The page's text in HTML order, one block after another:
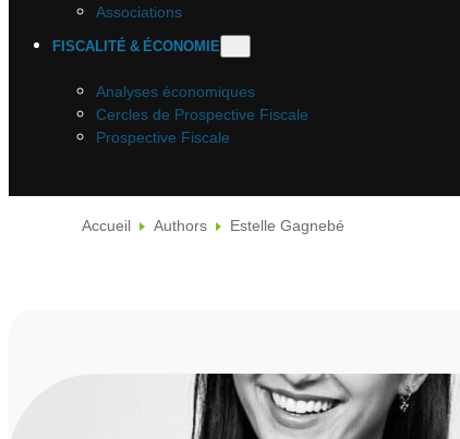
Associations
FISCALITÉ & ÉCONOMIE
Analyses économiques
Cercles de Prospective Fiscale
Prospective Fiscale
Accueil Authors Estelle Gagnebé